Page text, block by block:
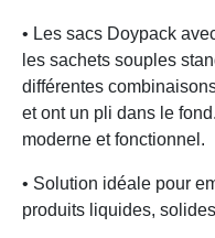
• Les sacs Doypack
les sachets souples
différentes
et ont un pli dans le
moderne et fonctionnel.
• Solution idéale pour
produits liquides,